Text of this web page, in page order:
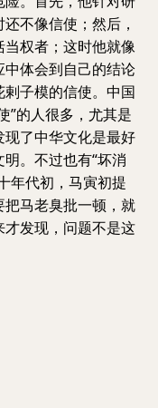
不像信使；然后，
权者；这时他就像
体会到自己的结论
子模的信使。中国
”的人很多，尤其是
了中华文化是最好
。不过也有“坏消
年代初，马寅初提
马老臭批一顿，就
发现，问题不是这